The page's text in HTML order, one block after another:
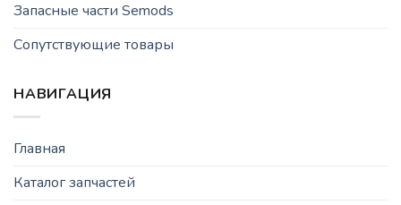
Запасные части Semods
Сопутствующие товары
НАВИГАЦИЯ
Главная
Каталог запчастей